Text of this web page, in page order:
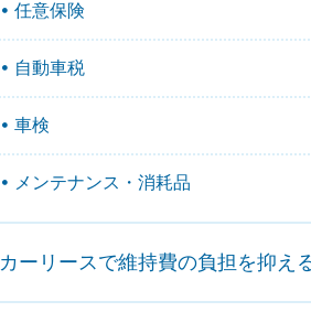
任意保険
自動車税
車検
メンテナンス・消耗品
カーリースで維持費の負担を抑え